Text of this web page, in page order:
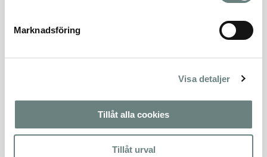
Marknadsföring
Visa detaljer
Tillåt alla cookies
Tillåt urval
1 rok
LÄGENHET 113
PRIS STORLEK RUM
SÅLD
Såld
STORLEK
78 m² 3 rok